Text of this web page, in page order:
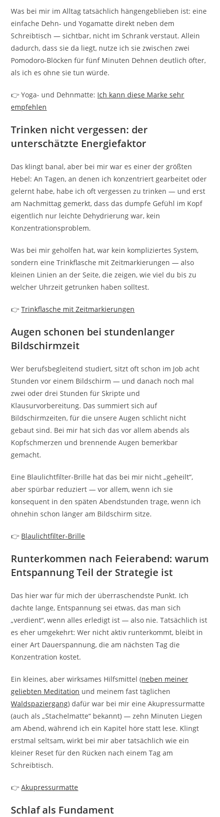
Was bei mir im Alltag tatsächlich hängengeblieben ist: eine
einfache Dehn- und Yogamatte direkt neben dem
Schreibtisch — sichtbar, nicht im Schrank verstaut. Allein
dadurch, dass sie da liegt, nutze ich sie zwischen zwei
Pomodoro-Blöcken für fünf Minuten Dehnen deutlich öfter,
als ich es ohne sie tun würde.
👉 Yoga- und Dehnmatte: Ich kann diese Marke sehr
empfehlen
Trinken nicht vergessen: der
unterschätzte Energiefaktor
Das klingt banal, aber bei mir war es einer der größten
Hebel: An Tagen, an denen ich konzentriert gearbeitet oder
gelernt habe, habe ich oft vergessen zu trinken — und erst
am Nachmittag gemerkt, dass das dumpfe Gefühl im Kopf
eigentlich nur leichte Dehydrierung war, kein
Konzentrationsproblem.
Was bei mir geholfen hat, war kein kompliziertes System,
sondern eine Trinkflasche mit Zeitmarkierungen — also
kleinen Linien an der Seite, die zeigen, wie viel du bis zu
welcher Uhrzeit getrunken haben solltest.
👉Trinkflasche mit Zeitmarkierungen
Augen schonen bei stundenlanger
Bildschirmzeit
Wer berufsbegleitend studiert, sitzt oft schon im Job acht
Stunden vor einem Bildschirm — und danach noch mal
zwei oder drei Stunden für Skripte und
Klausurvorbereitung. Das summiert sich auf
Bildschirmzeiten, für die unsere Augen schlicht nicht
gebaut sind. Bei mir hat sich das vor allem abends als
Kopfschmerzen und brennende Augen bemerkbar
gemacht.
Eine Blaulichtfilter-Brille hat das bei mir nicht „geheilt“,
aber spürbar reduziert — vor allem, wenn ich sie
konsequent in den späten Abendstunden trage, wenn ich
ohnehin schon länger am Bildschirm sitze.
👉 Blaulichtfilter-Brille
Runterkommen nach Feierabend: warum
Entspannung Teil der Strategie ist
Das hier war für mich der überraschendste Punkt. Ich
dachte lange, Entspannung sei etwas, das man sich
„verdient“, wenn alles erledigt ist — also nie. Tatsächlich ist
es eher umgekehrt: Wer nicht aktiv runterkommt, bleibt in
einer Art Dauerspannung, die am nächsten Tag die
Konzentration kostet.
Ein kleines, aber wirksames Hilfsmittel (neben meiner
geliebten Meditation und meinem fast täglichen
Waldspaziergang) dafür war bei mir eine Akupressurmatte
(auch als „Stachelmatte“ bekannt) — zehn Minuten Liegen
am Abend, während ich ein Kapitel höre statt lese. Klingt
erstmal seltsam, wirkt bei mir aber tatsächlich wie ein
kleiner Reset für den Rücken nach einem Tag am
Schreibtisch.
👉Akupressurmatte
Schlaf als Fundament